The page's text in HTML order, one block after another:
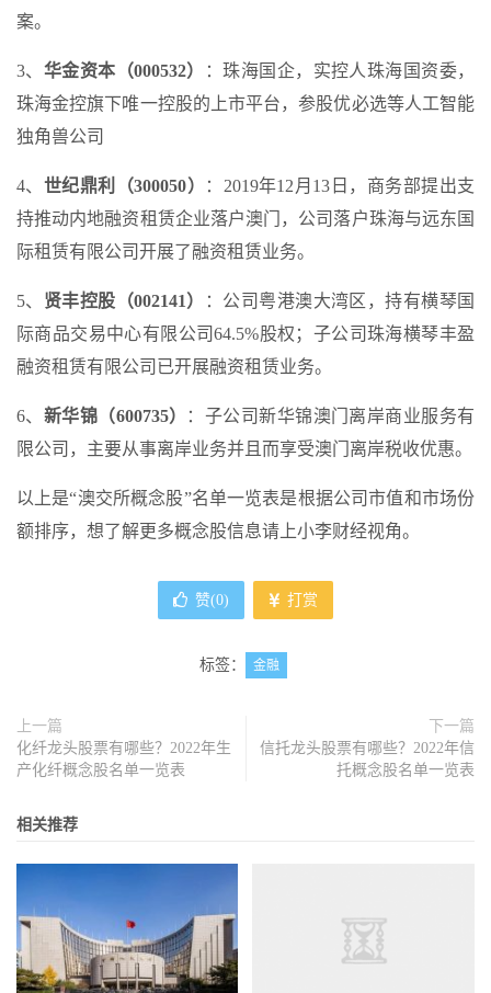
案。
3、 华金资本（000532）
：珠海国企，实控人珠海国资委，
珠海金控旗下唯一控股的上市平台，参股优必选等人工智能
独角兽公司
4、 世纪鼎利（300050）
：2019年12月13日，商务部提出支
持推动内地融资租赁企业落户澳门，公司落户珠海与远东国
际租赁有限公司开展了融资租赁业务。
5、 贤丰控股（002141）
：公司粤港澳大湾区，持有横琴国
际商品交易中心有限公司64.5%股权；子公司珠海横琴丰盈
融资租赁有限公司已开展融资租赁业务。
6、 新华锦（600735）
：子公司新华锦澳门离岸商业服务有
限公司，主要从事离岸业务并且而享受澳门离岸税收优惠。
以上是“澳交所概念股”名单一览表是根据公司市值和市场份
额排序，想了解更多概念股信息请上小李财经视角。
赞(0) 打赏
标签： 金融
上一篇
化纤龙头股票有哪些？2022年生
产化纤概念股名单一览表
下一篇
信托龙头股票有哪些？2022年信
托概念股名单一览表
相关推荐